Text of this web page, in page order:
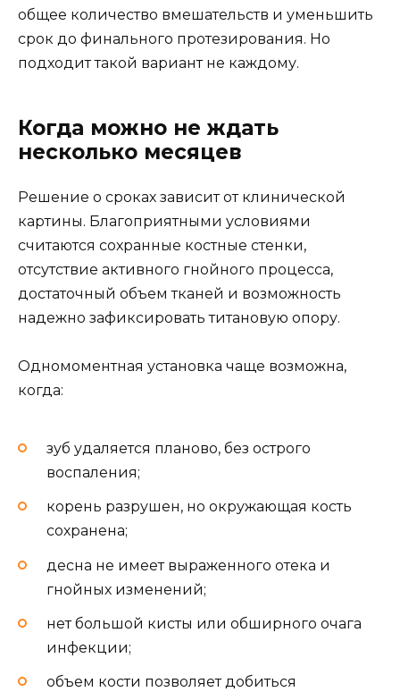
общее количество вмешательств и уменьшить
срок до финального протезирования. Но
подходит такой вариант не каждому.
Когда можно не ждать
несколько месяцев
Решение о сроках зависит от клинической
картины. Благоприятными условиями
считаются сохранные костные стенки,
отсутствие активного гнойного процесса,
достаточный объем тканей и возможность
надежно зафиксировать титановую опору.
Одномоментная установка чаще возможна,
когда:
зуб удаляется планово, без острого
воспаления;
корень разрушен, но окружающая кость
сохранена;
десна не имеет выраженного отека и
гнойных изменений;
нет большой кисты или обширного очага
инфекции;
объем кости позволяет добиться